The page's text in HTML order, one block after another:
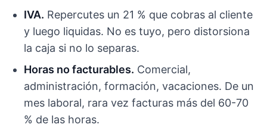
IVA. Repercutes un 21 % que cobras al cliente
y luego liquidas. No es tuyo, pero distorsiona
la caja si no lo separas.
Horas no facturables. Comercial,
administración, formación, vacaciones. De un
mes laboral, rara vez facturas más del 60-70
% de las horas.